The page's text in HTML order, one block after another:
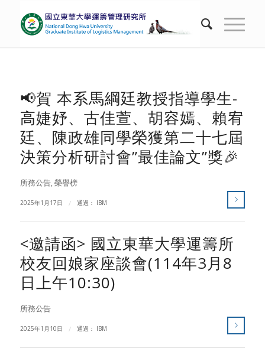
📢賀 本系馬綱廷教授指導學生-
高婕妤、古佳萱、胡容嫣、賴宥
廷、陳政雄同學榮獲第二十七屆
決策分析研討會”最佳論文”獎🎉
所務公告,榮譽榜
2025年1月17日 / 通過： IBM
<邀請函> 國立東華大學運籌所
校友回娘家座談會(114年3月8
日上午10:30)
所務公告
2025年1月10日 / 通過： IBM